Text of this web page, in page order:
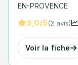
EN-PROVENCE
3,0/5(2 avis)
Voir la fiche